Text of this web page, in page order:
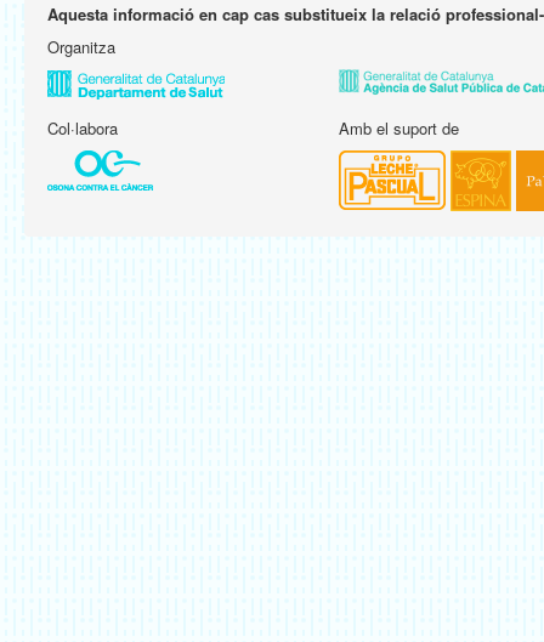
Aquesta informació en cap cas substitueix la relació
Organitza
Col·labora Amb el suport de